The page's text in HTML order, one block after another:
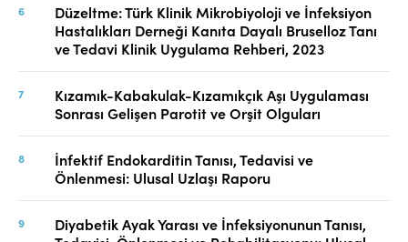
Düzeltme: Türk Klinik Mikrobiyoloji ve İnfeksiyon
Hastalıkları Derneği Kanıta Dayalı Bruselloz Tanı
ve Tedavi Klinik Uygulama Rehberi, 2023
Kızamık-Kabakulak-Kızamıkçık Aşı Uygulaması
Sonrası Gelişen Parotit ve Orşit Olguları
İnfektif Endokarditin Tanısı, Tedavisi ve
Önlenmesi: Ulusal Uzlaşı Raporu
Diyabetik Ayak Yarası ve İnfeksiyonunun Tanısı,